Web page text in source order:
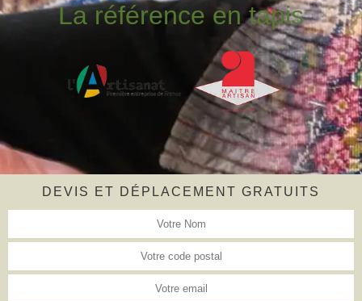
La référence en tapis
DEVIS ET DÉPLACEMENT GRATUITS